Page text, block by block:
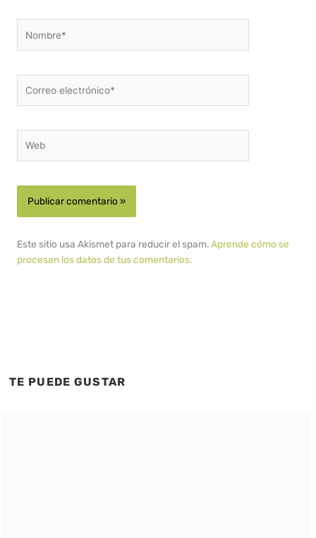
electrónico*
Este sitio usa Akismet para reducir el spam.Aprende cómo se
procesan los datos de tus comentarios.
TE PUEDE GUSTAR